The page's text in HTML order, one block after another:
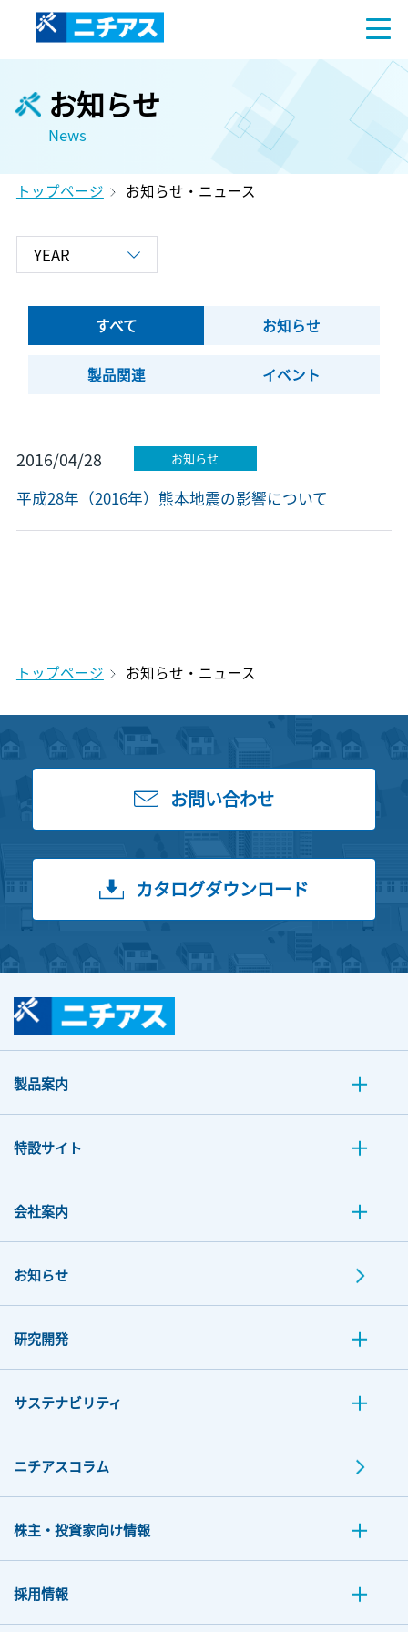
お知らせ
News
トップページ お知らせ・ニュース
すべて お知らせ
製品関連 イベント
2016/04/28 お知らせ
平成28年（2016年）熊本地震の影響について
トップページ お知らせ・ニュース
お問い合わせ
カタログダウンロード
製品案内
特設サイト
会社案内
お知らせ
研究開発
サステナビリティ
ニチアスコラム
株主・投資家向け情報
採用情報